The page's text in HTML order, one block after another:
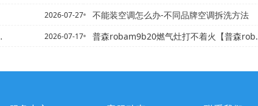
2026-07-27
2026-07-17
不能装空调怎么办-不同品牌空调拆洗方法
普森robam9b20燃气灶打不着火【普森robam电子燃气灶打不着火